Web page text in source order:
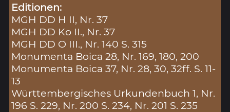
Editionen:
MGH DD H II, Nr. 37
MGH DD Ko II., Nr. 37
MGH DD O III., Nr. 140 S. 315
Monumenta Boica 28, Nr. 169, 180, 200
Monumenta Boica 37, Nr. 28, 30, 32ff. S. 11-
13
Württembergisches Urkundenbuch 1, Nr.
196 S. 229, Nr. 200 S. 234, Nr. 201 S. 235